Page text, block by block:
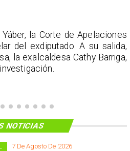
la Corte de Apelaciones
del exdiputado. A su salida,
la exalcaldesa Cathy Barriga,
7 De Agosto De 2026
NOTICIAS